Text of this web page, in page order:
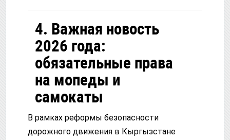
4. Важная новость
2026 года:
обязательные права
на мопеды и
самокаты
В рамках реформы безопасности
дорожного движения в Кыргызстане